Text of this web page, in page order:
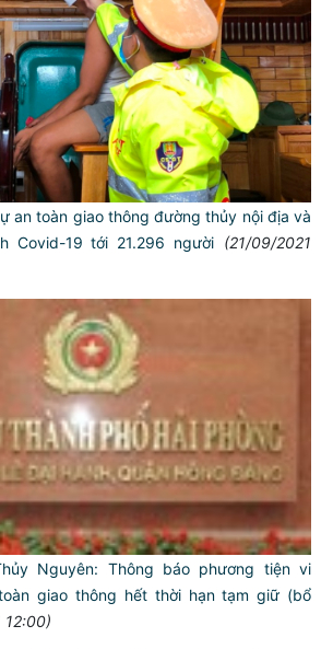
an toàn giao thông đường thủy nội địa và
Covid-19 tới 21.296 người (21/09/2021
Nguyên: Thông báo phương tiện vi
giao thông hết thời hạn tạm giữ (bổ
12:00)